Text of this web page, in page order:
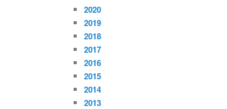
2020
2019
2018
2017
2016
2015
2014
2013